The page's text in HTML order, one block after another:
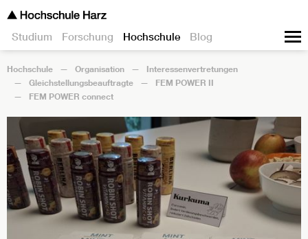
Studium Forschung Hochschule Blog
Hochschule Organisation
Interessenvertretungen
Gleichstellungsbeauftragte
FEM POWER II
FEM POWER connect